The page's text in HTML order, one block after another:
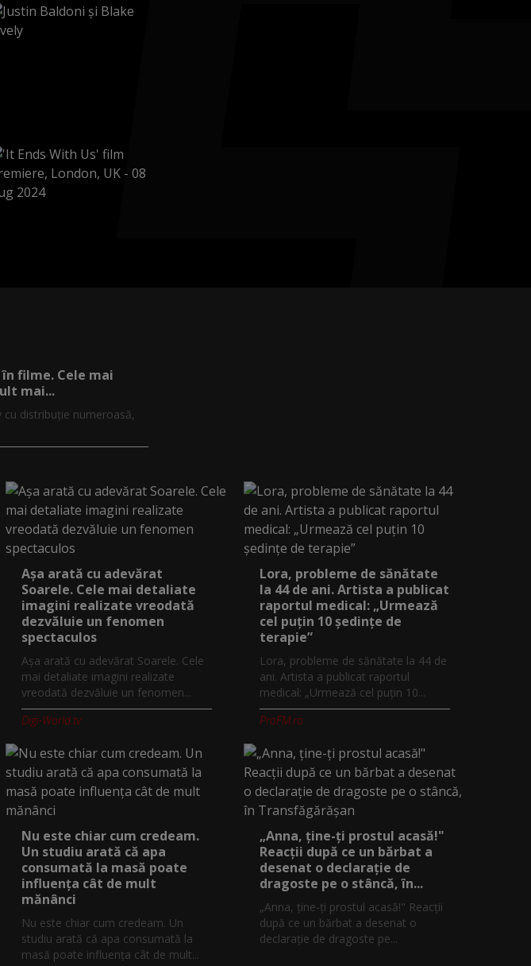
filme. Cele mai
mai...
distribuție numeroasă,
Așa arată cu adevărat
Soarele. Cele mai detaliate
imagini realizate vreodată
dezvăluie un fenomen
spectaculos
Așa arată cu adevărat Soarele. Cele
mai detaliate imagini realizate
vreodată dezvăluie un fenomen...
Digi-World.tv
Lora, probleme de sănătate
la 44 de ani. Artista a publicat
raportul medical: „Urmează
cel puțin 10 ședințe de
terapie”
Lora, probleme de sănătate la 44 de
ani. Artista a publicat raportul
medical: „Urmează cel puțin 10...
ProFM.ro
Nu este chiar cum credeam.
Un studiu arată că apa
consumată la masă poate
influența cât de mult
mănânci
Nu este chiar cum credeam. Un
studiu arată că apa consumată la
masă poate influența cât de mult...
„Anna, ţine-ţi prostul acasă!"
Reacţii după ce un bărbat a
desenat o declaraţie de
dragoste pe o stâncă, în...
„Anna, ţine-ţi prostul acasă!" Reacţii
după ce un bărbat a desenat o
declaraţie de dragoste pe...